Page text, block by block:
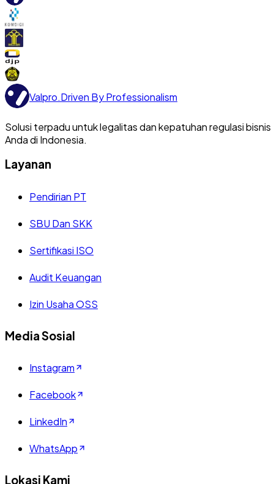
Valpro.Driven By Professionalism
Solusi terpadu untuk legalitas dan kepatuhan regulasi bisnis
Anda di Indonesia.
Layanan
Pendirian PT
SBU Dan SKK
Sertifikasi ISO
Audit Keuangan
Izin Usaha OSS
Media Sosial
Instagram
Facebook
LinkedIn
WhatsApp
Lokasi Kami